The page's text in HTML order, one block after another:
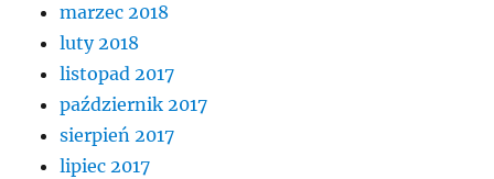
marzec 2018
luty 2018
listopad 2017
październik 2017
sierpień 2017
lipiec 2017